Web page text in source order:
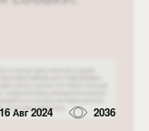
16 Авг 2024 2036